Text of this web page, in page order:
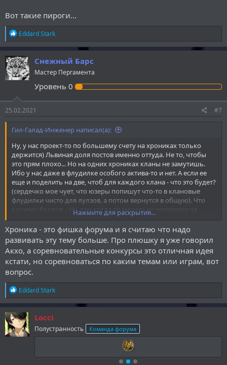
Вот такие пироги...
Р
е
а
к
ц
и
и
Eddard Stark
Снежный Барс
Мастер Пергамента
Уровень 0
25.02.2021 #7
Гил-Галад-Инженер написал(а):
Ну, у нас проект-то по большему счету на хрониках только
держится) Львиная доля постов именно оттуда. Не то, чтобы
это прям плохо... Но на одних хрониках кланы не замутишь.
Ибо у нас даже в флудилке особого актива-то и нет. А если ее
еще и поделить на две, чтоб для каждого клана - что это будет?
(сердечко мое чует, что юзеры попишут что-то в клановые
флудилки чисто для лулзов, а потом вернутся в общую). Что
касаемо баллов... Ну, там когда-то медальки раздавали за
привлечение людей на форум - так для них вроде даже
вкладки нет (поправьте если все-таки раздали, а я пропустил).
Аза участие - тут проблема в том. что ивенты у нас выглядят
примерно вот так: (хроника)(хроника)(хроника)(хроника)
(хроника)(мафия)(какой-то ивент о котором все забыли еще до
начала). Ах да, еще есть доска, за что пламенный респект
Локки. Но, опять же, как показывает мое сердце, на желание
писать плюшка в виде баллов не очень влияет. Вот, например,
прихожу я домой, понимаю, что нужно написать пост на
хронику/рассказ на доску. И в то же время понимаю, что моих
сил хватит на пару фраз, не больше. Поможет тут то, что мне за
этот пост баллов отсыплют? (Ладно, я тут уже прям
раскритиковался. На самом деле это не то чтобы моя позиция,
просто я пытаюсь найти подводные камни этого проекта).
Мб, когда будут более соревновательные конкурсы (почему у
Нажмите для раскрытия...
Хроника - это фишка форума и я считаю что надо
развивать эту тему больше. Про плюшку я уже говорил
Акхо, а соревновательные конкурсы это отличная идея
кстати, но соревноваться по каким темам или играм, вот
вопрос.
Р
е
а
к
ц
и
и
Eddard Stark
Locci
Полустранность Команда форума